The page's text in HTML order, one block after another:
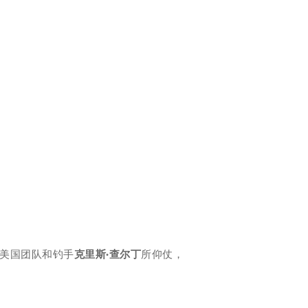
国团队和钓手克里斯·查尔丁 所仰仗，